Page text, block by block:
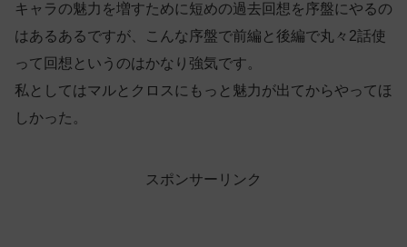
キャラの魅力を増すために短めの過去回想を序盤にやるの
はあるあるですが、こんな序盤で前編と後編で丸々2話使
って回想というのはかなり強気です。
私としてはマルとクロスにもっと魅力が出てからやってほ
しかった。
スポンサーリンク